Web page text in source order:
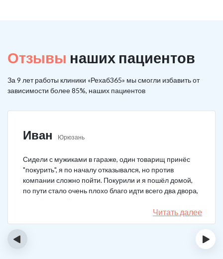
Отзывы наших пациентов
За 9 лет работы клиники «Рехаб365» мы смогли избавить от
зависимости более 85%, наших пациентов
Иван Юрюзань
Сидели с мужиками в гараже, один товарищ принёс
"покурить", я по началу отказывался, но против
компании сложно пойти. Покурили и я пошёл домой,
по пути стало очень плохо благо идти всего два двора,
чувствовал что точно, что-то не так. Спасибо большое,
что быстро приехали, поставили капельницу и уже
меня начало отпускать. После оказалось, что товарищ
Читать далее
‹ ›